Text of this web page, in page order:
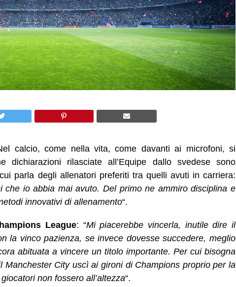
calcio, come nella vita, come davanti ai microfoni, si
dichiarazioni rilasciate all’Equipe dallo svedese sono
parla degli allenatori preferiti tra quelli avuti in carriera:
che io abbia mai avuto. Del primo ne ammiro disciplina e
innovativi di allenamento“.
League: “Mi piacerebbe vincerla, inutile dire il
la vinco pazienza, se invece dovesse succedere, meglio
abituata a vincere un titolo importante. Per cui bisogna
City uscì ai gironi di Champions proprio per la
non fossero all’altezza“.